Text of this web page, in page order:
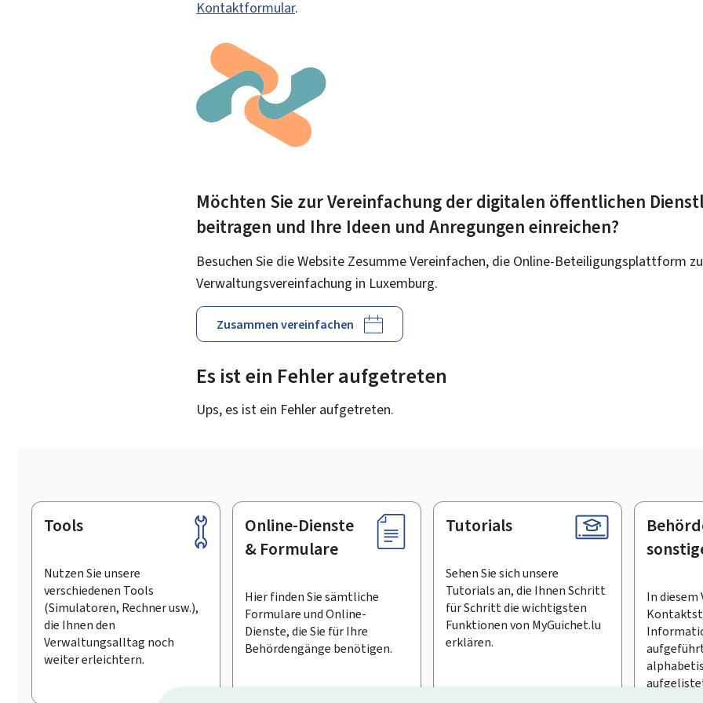
Kontaktformular.
Möchten Sie zur Vereinfachung der digitalen öffentlichen
beitragen und Ihre Ideen und Anregungen einreichen?
Besuchen Sie die Website Zesumme Vereinfachen, die Online-Beteiligungsplattform
Verwaltungsvereinfachung in Luxemburg.
Zusammen vereinfachen
Es ist ein Fehler aufgetreten
Ups, es ist ein Fehler aufgetreten.
Footer
Tools
Nutzen Sie unsere
verschiedenen Tools
(Simulatoren, Rechner usw.),
die Ihnen den
Verwaltungsalltag noch
weiter erleichtern.
Online-Dienste
& Formulare
Hier finden Sie sämtliche
Formulare und Online-
Dienste, die Sie für Ihre
Behördengänge benötigen.
Tutorials
Sehen Sie sich unsere
Tutorials an, die Ihnen Schritt
für Schritt die wichtigsten
Funktionen von MyGuichet.lu
erklären.
In diesem